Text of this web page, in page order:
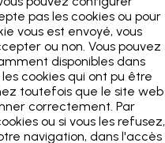
pas les cookies ou pour
vous est envoyé, vous
ou non. Vous pouvez
disponibles dans
cookies qui ont pu être
toutefois que le site web
correctement. Par
ou si vous les refusez,
navigation, dans l'accès